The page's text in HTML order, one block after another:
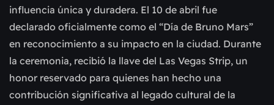
influencia única y duradera. El 10 de abril fue
declarado oficialmente como el “Día de Bruno Mars”
en reconocimiento a su impacto en la ciudad. Durante
la ceremonia, recibió la llave del Las Vegas Strip, un
honor reservado para quienes han hecho una
contribución significativa al legado cultural de la